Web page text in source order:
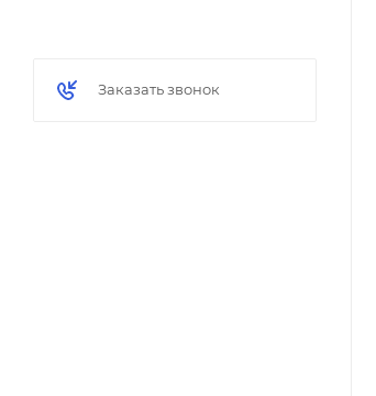
Заказать звонок